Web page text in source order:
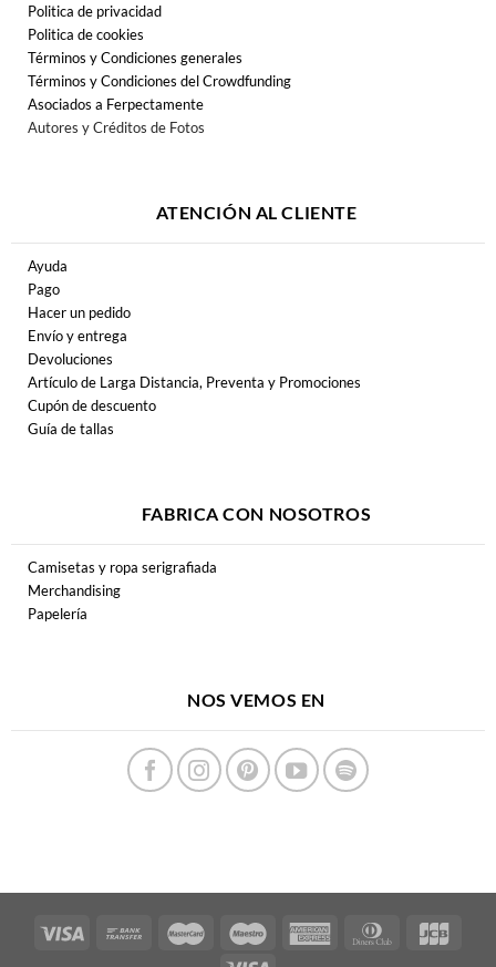
Politica de privacidad
Politica de cookies
Términos y Condiciones generales
Términos y Condiciones del Crowdfunding
Asociados a Ferpectamente
Autores y Créditos de Fotos
ATENCIÓN AL CLIENTE
Ayuda
Pago
Hacer un pedido
Envío y entrega
Devoluciones
Artículo de Larga Distancia, Preventa y Promociones
Cupón de descuento
Guía de tallas
FABRICA CON NOSOTROS
Camisetas y ropa serigrafiada
Merchandising
Papelería
NOS VEMOS EN